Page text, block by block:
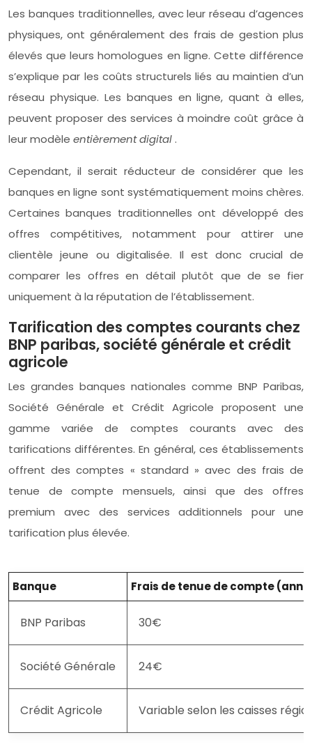
Les banques traditionnelles, avec leur réseau d’agences
physiques, ont généralement des frais de gestion plus
élevés que leurs homologues en ligne. Cette différence
s’explique par les coûts structurels liés au maintien d’un
réseau physique. Les banques en ligne, quant à elles,
peuvent proposer des services à moindre coût grâce à
leur modèle entièrement digital.
Cependant, il serait réducteur de considérer que les
banques en ligne sont systématiquement moins chères.
Certaines banques traditionnelles ont développé des
offres compétitives, notamment pour attirer une
clientèle jeune ou digitalisée. Il est donc crucial de
comparer les offres en détail plutôt que de se fier
uniquement à la réputation de l’établissement.
Tarification des comptes courants chez
BNP paribas, société générale et crédit
agricole
Les grandes banques nationales comme BNP Paribas,
Société Générale et Crédit Agricole proposent une
gamme variée de comptes courants avec des
tarifications différentes. En général, ces établissements
offrent des comptes « standard » avec des frais de
tenue de compte mensuels, ainsi que des offres
premium avec des services additionnels pour une
tarification plus élevée.
Banque Frais de tenue de compte
BNP Paribas 30€
Société Générale 24€
Crédit Agricole Variable selon les caisses